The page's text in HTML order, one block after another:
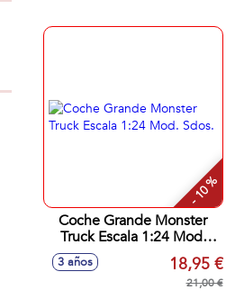
- 10 %
Coche Grande Monster
Truck Escala 1:24 Mod.
3 años 18,95 €
21,00 €